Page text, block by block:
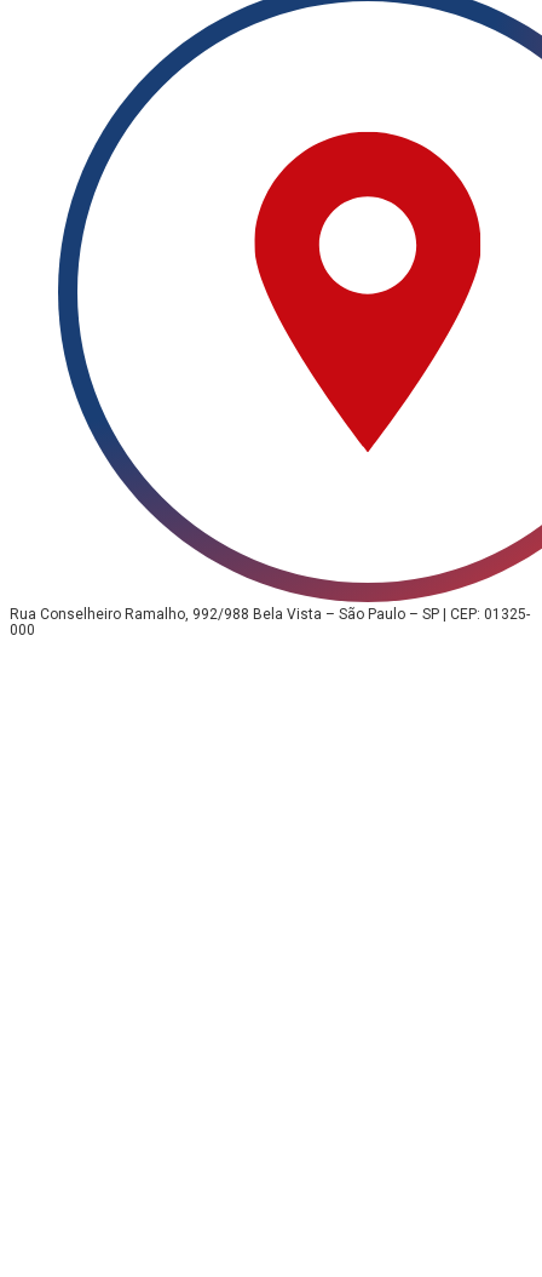
Rua Conselheiro Ramalho, 992/988 Bela Vista – São Paulo – SP | CEP: 01325-
000